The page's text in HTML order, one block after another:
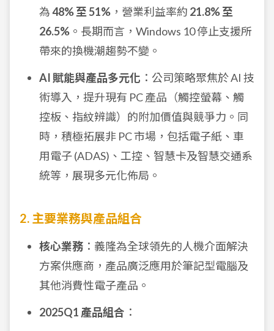
為48% 至 51% ，營業利益率約 21.8% 至
26.5% 。長期而言，Windows 10 停止支援所
帶來的換機潮趨勢不變。
AI 賦能與產品多元化 ：公司策略聚焦於 AI 技
術導入，提升現有 PC 產品（觸控螢幕、觸
控板、指紋辨識）的附加價值與競爭力。同
時，積極拓展非 PC 市場，包括電子紙、車
用電子 (ADAS)、工控、智慧卡及智慧交通系
統等，展現多元化佈局。
2. 主要業務與產品組合
核心業務 ：義隆為全球領先的人機介面解決
方案供應商，產品廣泛應用於筆記型電腦及
其他消費性電子產品。
2025Q1 產品組合 ：